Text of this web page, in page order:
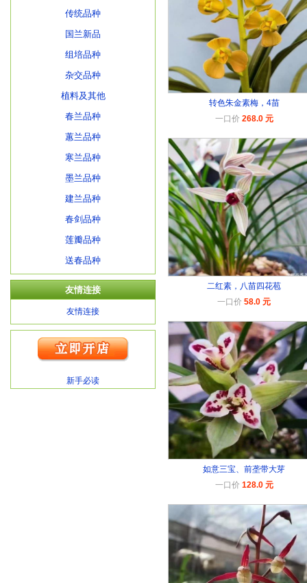
传统品种
国兰新品
组培品种
杂交品种
植料及其他
春兰品种
蕙兰品种
寒兰品种
墨兰品种
建兰品种
春剑品种
莲瓣品种
送春品种
友情连接
友情连接
新手必读
转色朱金素梅，4苗
一口价 268.0 元
二红素，八苗四花苞
一口价 58.0 元
如意三宝、前垄带大芽
一口价 128.0 元